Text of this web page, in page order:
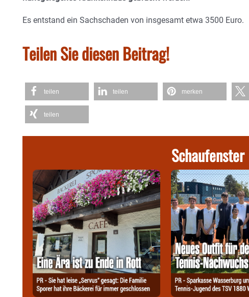
Es entstand ein Sachschaden von insgesamt etwa 3500 Euro.
Teilen Sie diesen Beitrag!
teilen teilen merken
teilen
Schaufenster